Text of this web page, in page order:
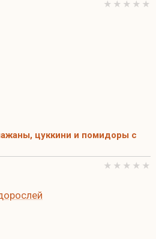
цуккини и помидоры с